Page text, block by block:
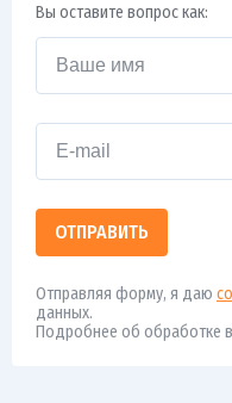
Вы оставите вопрос как:
ОТПРАВИТЬ
Отправляя форму, я даю
данных.
Подробнее об обработке в